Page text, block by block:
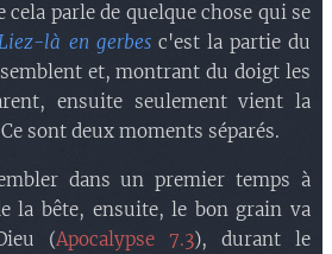
parle de quelque chose qui se
là en gerbes c'est la partie du
et, montrant du doigt les
ensuite seulement vient la
sont deux moments séparés.
dans un premier temps à
la bête, ensuite, le bon grain va
(Apocalypse 7.3), durant le